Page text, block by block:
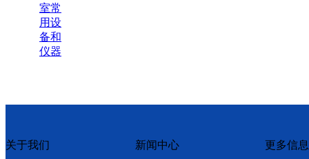
室常
用设
备和
仪器
关于我们 新闻中心 更多信息